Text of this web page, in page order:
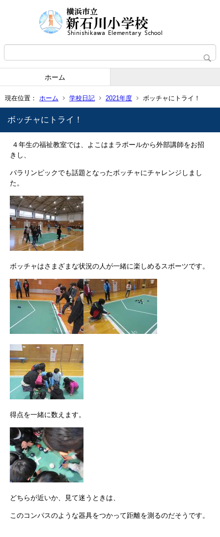
ホーム
現在位置： ホーム 学校日記 2021年度 ボッチャにトライ！
ボッチャにトライ！
４年生の福祉教室では、よこはまラポールから外部講師をお招
きし、
パラリンピックでも話題となったボッチャにチャレンジしまし
た。
ボッチャはさまざまな状況の人が一緒に楽しめるスポーツです。
得点を一緒に数えます。
どちらが近いか、見て迷うときは、
このコンパスのような器具をつかって距離を測るのだそうです。